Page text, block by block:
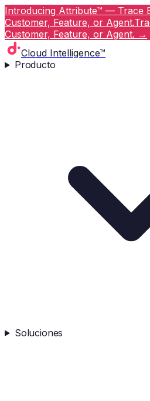
Introducing Attribute™ — Trace
Customer, Feature, or Agent.
Customer, Feature, or Agent. →
Cloud Intelligence™
Producto
Soluciones